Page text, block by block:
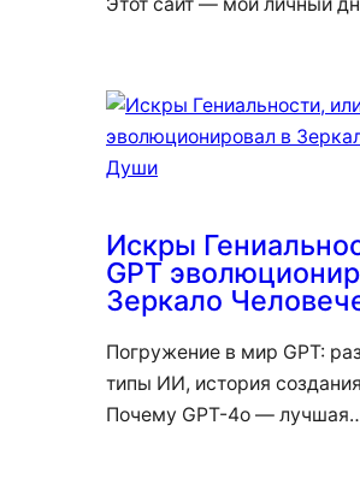
Искры
GPT
Зеркало
Погружение в мир GPT:
типы ИИ, история
Почему GPT-4o —